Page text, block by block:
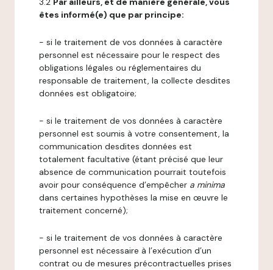
êtes informé(e) que par principe:
- si le traitement de vos données à caractère
personnel est nécessaire pour le respect des
obligations légales ou réglementaires du
responsable de traitement, la collecte desdites
données est obligatoire;
- si le traitement de vos données à caractère
personnel est soumis à votre consentement, la
communication desdites données est
totalement facultative (étant précisé que leur
absence de communication pourrait toutefois
avoir pour conséquence d’empêcher a minima
dans certaines hypothèses la mise en œuvre le
traitement concerné);
- si le traitement de vos données à caractère
personnel est nécessaire à l’exécution d’un
contrat ou de mesures précontractuelles prises